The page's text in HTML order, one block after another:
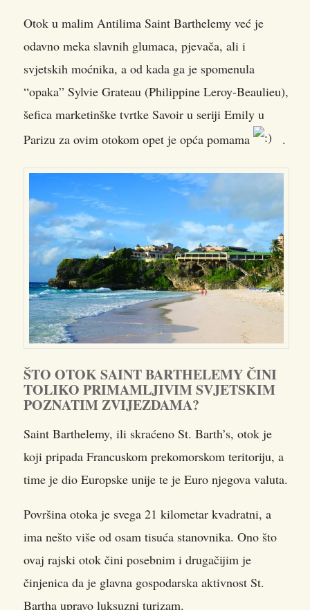
Otok u malim Antilima Saint Barthelemy već je
odavno meka slavnih glumaca, pjevača, ali i
svjetskih moćnika, a od kada ga je spomenula
“opaka” Sylvie Grateau (Philippine Leroy-Beaulieu),
šefica marketinške tvrtke Savoir u seriji Emily u
Parizu za ovim otokom opet je opća pomama
.
ŠTO OTOK SAINT BARTHELEMY ČINI
TOLIKO PRIMAMLJIVIM SVJETSKIM
POZNATIM ZVIJEZDAMA?
Saint Barthelemy, ili skraćeno St. Barth’s, otok je
koji pripada Francuskom prekomorskom teritoriju, a
time je dio Europske unije te je Euro njegova valuta.
Površina otoka je svega 21 kilometar kvadratni, a
ima nešto više od osam tisuća stanovnika. Ono što
ovaj rajski otok čini posebnim i drugačijim je
činjenica da je glavna gospodarska aktivnost St.
Bartha upravo luksuzni turizam.